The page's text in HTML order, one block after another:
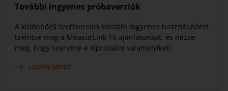
További ingyenes próbaverziók
A különböző szoftvereink további ingyenes használatáért
tekintse meg a MeasurLink 10 ajánlatunkat, és nézze
meg, hogy szeretné-e kipróbálni valamelyiket!
LEARN MORE